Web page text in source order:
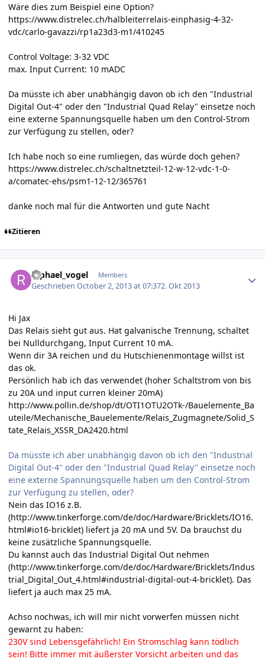
Wäre dies zum Beispiel eine Option?
https://www.distrelec.ch/halbleiterrelais-einphasig-4-32-
vdc/carlo-gavazzi/rp1a23d3-m1/410245
Control Voltage: 3-32 VDC
max. Input Current: 10 mADC
Da müsste ich aber unabhängig davon ob ich den "Industrial
Digital Out-4" oder den "Industrial Quad Relay" einsetze noch
eine externe Spannungsquelle haben um den Control-Strom
zur Verfügung zu stellen, oder?
Ich habe noch so eine rumliegen, das würde doch gehen?
https://www.distrelec.ch/schaltnetzteil-12-w-12-vdc-1-0-
a/comatec-ehs/psm1-12-12/365761
danke noch mal für die Antworten und gute Nacht
Zitieren
raphael_vogel Members
GeschriebenOctober 2, 2013 at 07:372. Okt 2013
Hi Jax
Das Relais sieht gut aus. Hat galvanische Trennung, schaltet
bei Nulldurchgang, Input Current 10 mA.
Wenn dir 3A reichen und du Hutschienenmontage willst ist
das ok.
Persönlich hab ich das verwendet (hoher Schaltstrom von bis
zu 20A und input curren kleiner 20mA)
http://www.pollin.de/shop/dt/OTI1OTU2OTk-/Bauelemente_Ba
uteile/Mechanische_Bauelemente/Relais_Zugmagnete/Solid_S
tate_Relais_XSSR_DA2420.html
Da müsste ich aber unabhängig davon ob ich den "Industrial
Digital Out-4" oder den "Industrial Quad Relay" einsetze noch
eine externe Spannungsquelle haben um den Control-Strom
zur Verfügung zu stellen, oder?
Nein das IO16 z.B.
(http://www.tinkerforge.com/de/doc/Hardware/Bricklets/IO16.
html#io16-bricklet) liefert ja 20 mA und 5V. Da brauchst du
keine zusätzliche Spannungsquelle.
Du kannst auch das Industrial Digital Out nehmen
(http://www.tinkerforge.com/de/doc/Hardware/Bricklets/Indus
trial_Digital_Out_4.html#industrial-digital-out-4-bricklet). Das
liefert ja auch max 25 mA.
Achso nochwas, ich will mir nicht vorwerfen müssen nicht
gewarnt zu haben:
230V sind Lebensgefährlich! Ein Stromschlag kann tödlich
sein! Bitte immer mit äußerster Vorsicht arbeiten und das